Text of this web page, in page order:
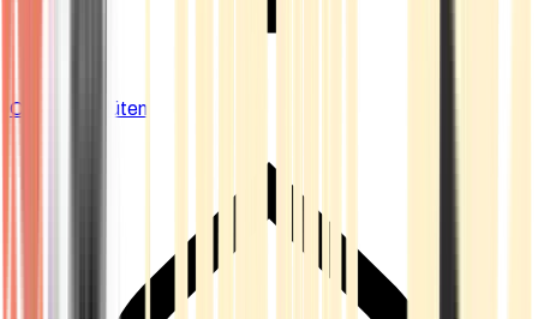
Cannabis Blüten